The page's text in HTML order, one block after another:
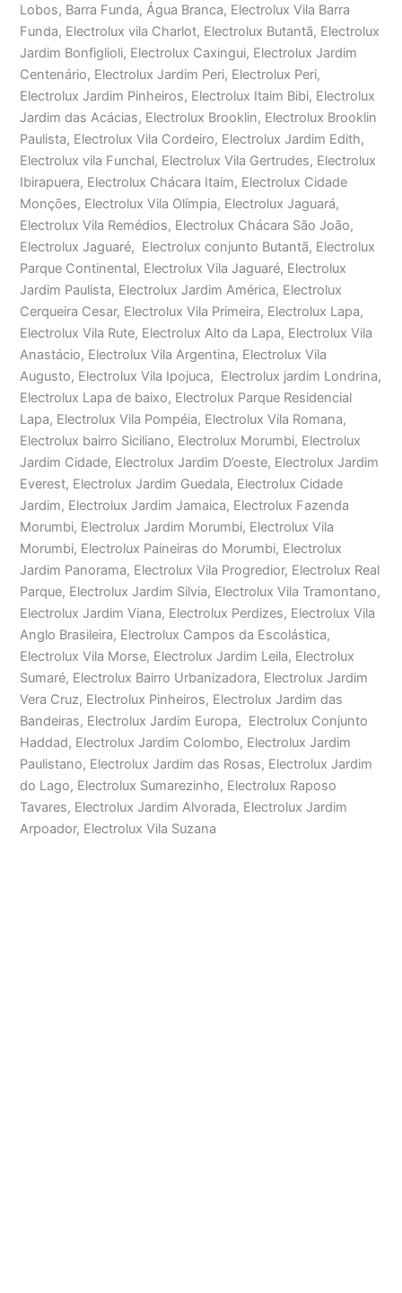
Lobos, Barra Funda, Água Branca, Electrolux Vila Barra
Funda, Electrolux vila Charlot, Electrolux Butantã, Electrolux
Jardim Bonfiglioli, Electrolux Caxingui, Electrolux Jardim
Centenário, Electrolux Jardim Peri, Electrolux Peri,
Electrolux Jardim Pinheiros, Electrolux Itaim Bibi, Electrolux
Jardim das Acácias, Electrolux Brooklin, Electrolux Brooklin
Paulista, Electrolux Vila Cordeiro, Electrolux Jardim Edith,
Electrolux vila Funchal, Electrolux Vila Gertrudes, Electrolux
Ibirapuera, Electrolux Chácara Itaim, Electrolux Cidade
Monções, Electrolux Vila Olímpia, Electrolux Jaguará,
Electrolux Vila Remédios, Electrolux Chácara São João,
Electrolux Jaguaré, Electrolux conjunto Butantã, Electrolux
Parque Continental, Electrolux Vila Jaguaré, Electrolux
Jardim Paulista, Electrolux Jardim América, Electrolux
Cerqueira Cesar, Electrolux Vila Primeira, Electrolux Lapa,
Electrolux Vila Rute, Electrolux Alto da Lapa, Electrolux Vila
Anastácio, Electrolux Vila Argentina, Electrolux Vila
Augusto, Electrolux Vila Ipojuca, Electrolux jardim Londrina,
Electrolux Lapa de baixo, Electrolux Parque Residencial
Lapa, Electrolux Vila Pompéia, Electrolux Vila Romana,
Electrolux bairro Siciliano, Electrolux Morumbi, Electrolux
Jardim Cidade, Electrolux Jardim D’oeste, Electrolux Jardim
Everest, Electrolux Jardim Guedala, Electrolux Cidade
Jardim, Electrolux Jardim Jamaica, Electrolux Fazenda
Morumbi, Electrolux Jardim Morumbi, Electrolux Vila
Morumbi, Electrolux Paineiras do Morumbi, Electrolux
Jardim Panorama, Electrolux Vila Progredior, Electrolux Real
Parque, Electrolux Jardim Silvia, Electrolux Vila Tramontano,
Electrolux Jardim Viana, Electrolux Perdizes, Electrolux Vila
Anglo Brasileira, Electrolux Campos da Escolástica,
Electrolux Vila Morse, Electrolux Jardim Leila, Electrolux
Sumaré, Electrolux Bairro Urbanizadora, Electrolux Jardim
Vera Cruz, Electrolux Pinheiros, Electrolux Jardim das
Bandeiras, Electrolux Jardim Europa, Electrolux Conjunto
Haddad, Electrolux Jardim Colombo, Electrolux Jardim
Paulistano, Electrolux Jardim das Rosas, Electrolux Jardim
do Lago, Electrolux Sumarezinho, Electrolux Raposo
Tavares, Electrolux Jardim Alvorada, Electrolux Jardim
Arpoador, Electrolux Vila Suzana